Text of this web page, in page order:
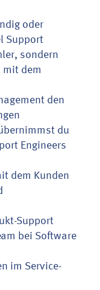
oder
Support
sondern
mit dem
den
du
Engineers
dem Kunden
Support
bei Software
im Service-